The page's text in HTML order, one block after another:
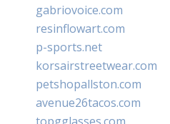
gabriovoice.com
resinflowart.com
p-sports.net
korsairstreetwear.com
petshopallston.com
avenue26tacos.com